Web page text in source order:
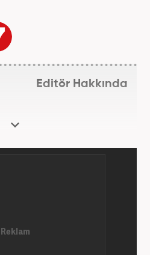
Editör Hakkında